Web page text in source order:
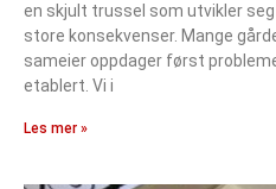
en skjult trussel som utvikler
store konsekvenser. Mange
sameier oppdager først
etablert. Vi i
Les mer »